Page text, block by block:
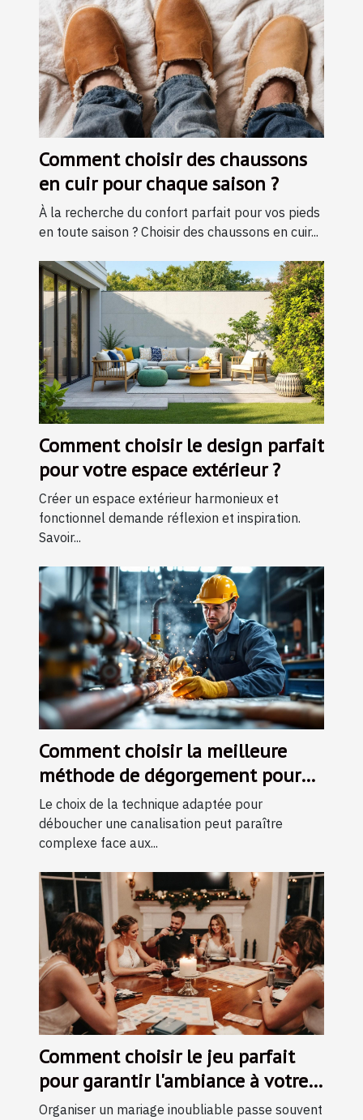
Comment choisir des chaussons
en cuir pour chaque saison ?
À la recherche du confort parfait pour vos pieds
en toute saison ? Choisir des chaussons en cuir...
Comment choisir le design parfait
pour votre espace extérieur ?
Créer un espace extérieur harmonieux et
fonctionnel demande réflexion et inspiration.
Savoir...
Comment choisir la meilleure
méthode de dégorgement pour
vos canalisations ?
Le choix de la technique adaptée pour
déboucher une canalisation peut paraître
complexe face aux...
Comment choisir le jeu parfait
pour garantir l'ambiance à votre
mariage ?
Organiser un mariage inoubliable passe souvent